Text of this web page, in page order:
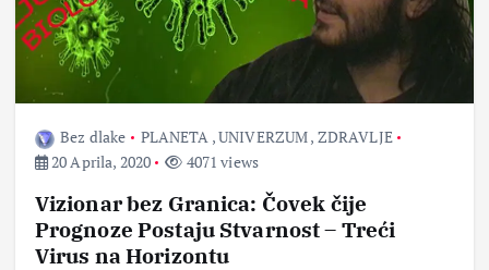
Bez dlake PLANETA ,UNIVERZUM, ZDRAVLJE
20 Aprila, 2020
4071 views
Vizionar bez Granica: Čovek čije
Prognoze Postaju Stvarnost – Treći
Virus na Horizontu